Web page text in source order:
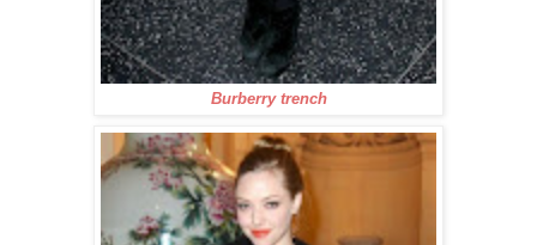
Burberry trench